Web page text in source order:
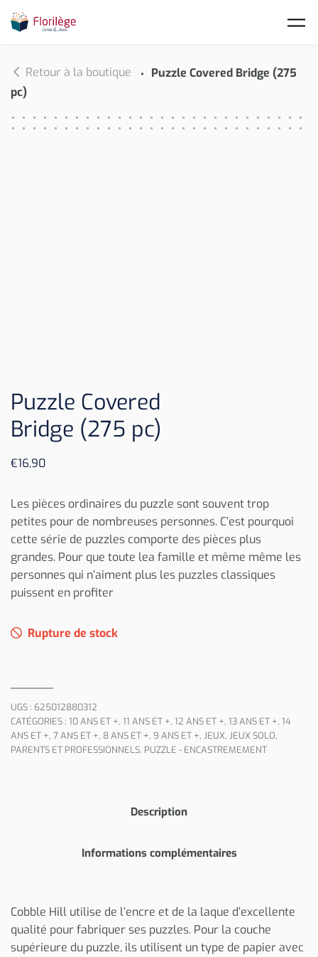
Retour à la boutique
Puzzle Covered Bridge (275
pc)
Puzzle Covered
Bridge (275 pc)
€16,90
Les pièces ordinaires du puzzle sont souvent trop
petites pour de nombreuses personnes. C’est pourquoi
cette série de puzzles comporte des pièces plus
grandes. Pour que toute lea famille et même même les
personnes qui n’aiment plus les puzzles classiques
puissent en profiter
Rupture de stock
UGS : 625012880312
CATÉGORIES : 10 ANS ET +, 11 ANS ET +, 12 ANS ET +, 13 ANS ET +, 14
ANS ET +, 7 ANS ET +, 8 ANS ET +, 9 ANS ET +, JEUX, JEUX SOLO,
PARENTS ET PROFESSIONNELS, PUZZLE - ENCASTREMEMENT
Description
Informations complémentaires
Cobble Hill utilise de l’encre et de la laque d’excellente
qualité pour fabriquer ses puzzles. Pour la couche
supérieure du puzzle, ils utilisent un type de papier avec